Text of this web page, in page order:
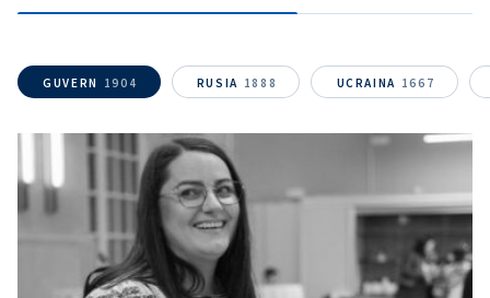
SUSȚINE
GUVERN 1904 RUSIA 1888 UCRAINA 1667